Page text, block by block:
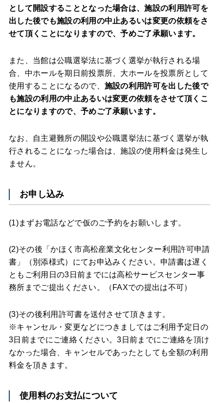
として開設することとなった場合は、施設の利用許可を
出した後でも施設の利用の中止あるいは変更の依頼をさ
せて頂くことになりますので、予めご了承願います。
また、当館は公職選挙法に基づく選挙が執行される場
合、中ホールを期日前投票所、大ホールを投票所として
使用することになるので、 施設の利用許可を出した後で
も施設の利用の中止あるいは変更の依頼をさせて頂くこ
とになりますので、予めご了承願います。
なお、自主避難所の開設や公職選挙法に基づく選挙が執
行されることになった場合は、施設の使用料金は発生し
ません。
お申し込み
(1)まずお電話などで仮のご予約をお願いします。
(2)その後「かほく市高松産業文化センター利用許可申請
書」（別添様式）にてお申込みください。申請書は遅く
ともご利用日の3日前までには高松サービスセンター事
務所までご提出ください。（FAXでの提出は不可）
(3)その後利用許可書を送付させて頂きます。
※キャンセル・変更などにつきましてはご利用予定日の
3日前までにご連絡ください。3日前までにご連絡を頂け
なかった場合、キャンセルであったとしても全額の利用
料金を頂きます。
使用料のお支払について